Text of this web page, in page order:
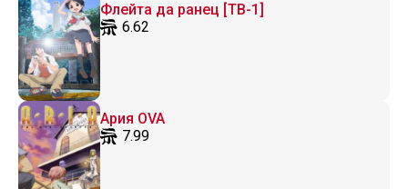
Флейта да ранец [ТВ-1]
6.62
Ария OVA
7.99